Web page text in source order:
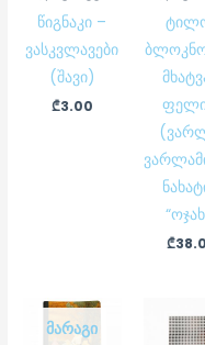
წიგნაკი –
ვასკვლავები
(შავი)
₾3.00
₾
ᲛᲐᲠᲐᲒᲘ